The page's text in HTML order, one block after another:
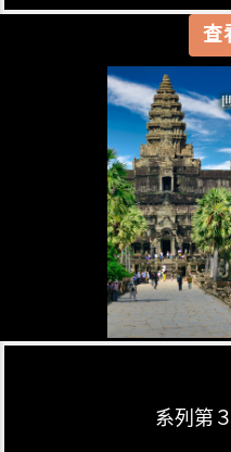
查
系列第